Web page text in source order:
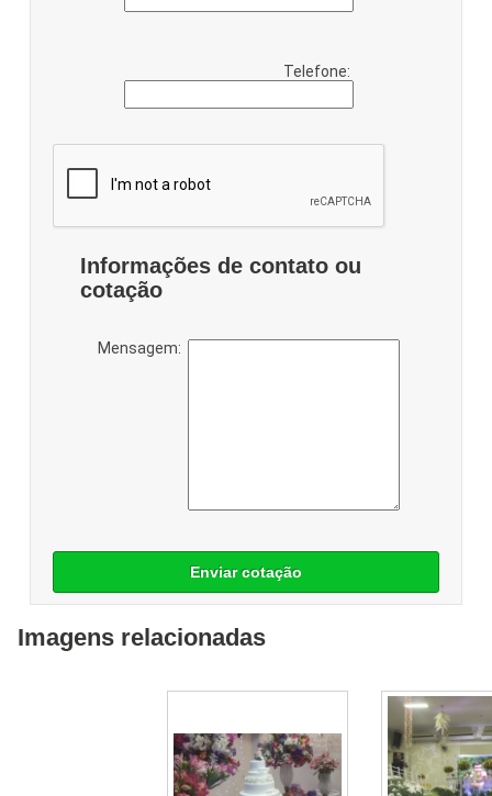
Telefone:
Informações de contato ou
cotação
Mensagem:
Enviar cotação
Imagens relacionadas